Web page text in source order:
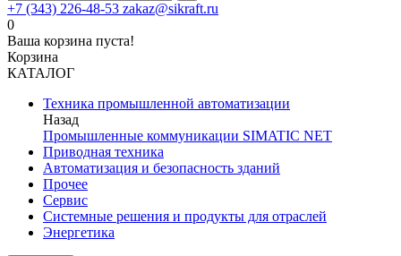
+7 (343) 226-48-53 zakaz@sikraft.ru
0
Ваша корзина пуста!
Корзина
КАТАЛОГ
Техника промышленной автоматизации
Назад
Промышленные коммуникации SIMATIC NET
Приводная техника
Автоматизация и безопасность зданий
Прочее
Сервис
Системные решения и продукты для отраслей
Энергетика